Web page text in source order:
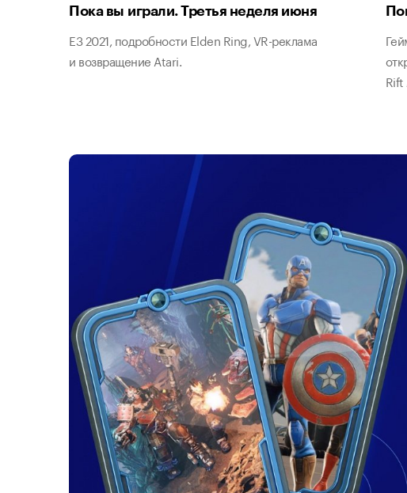
Пока вы играли. Третья неделя июня
E3 2021, подробности Elden Ring, VR-реклама
и возвращение Atari.